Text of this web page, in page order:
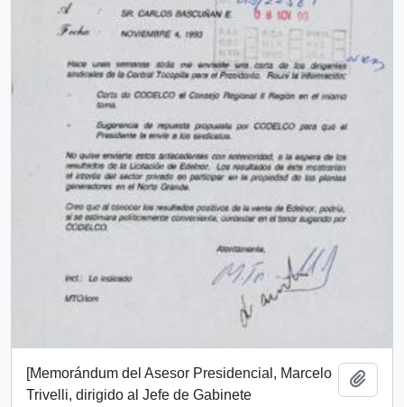
[Memorándum del Asesor Presidencial, Marcelo
Trivelli, dirigido al Jefe de Gabinete